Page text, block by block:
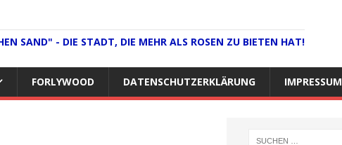
SAND" - DIE STADT, DIE MEHR ALS ROSEN ZU BIETEN HAT!
FORLYWOOD DATENSCHUTZERKLÄRUNG IMPRESSUM